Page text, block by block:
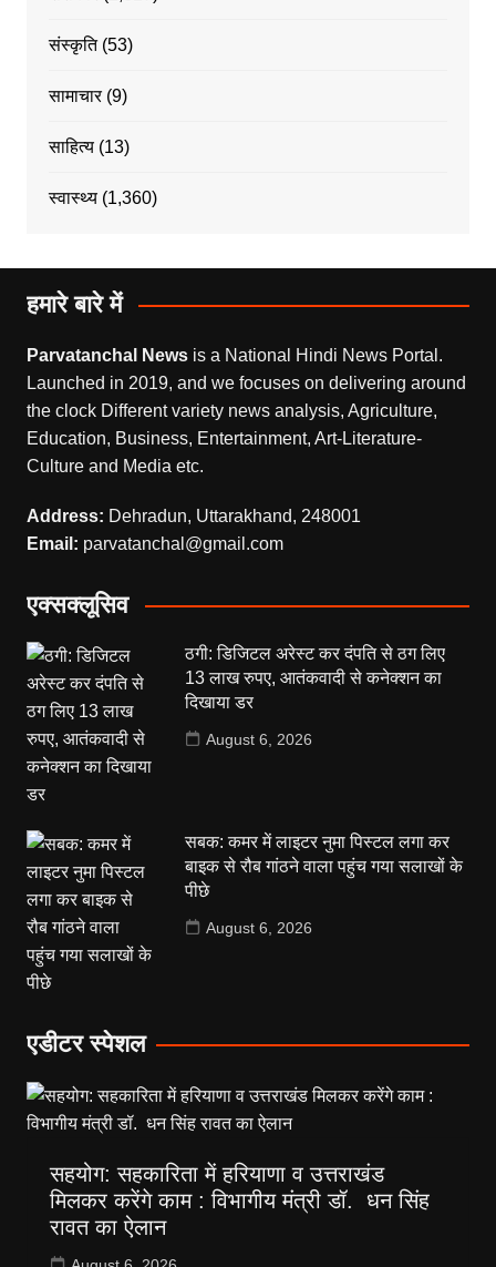
संस्कृति(53)
सामाचार(9)
साहित्य(13)
स्वास्थ्य(1,360)
हमारे बारे में
Parvatanchal Newsis a National Hindi News Portal.
Launched in 2019, and we focuses on delivering around
the clock Different variety news analysis, Agriculture,
Education, Business, Entertainment, Art-Literature-
Culture and Media etc.
Address: Dehradun, Uttarakhand, 248001
Email: parvatanchal@gmail.com
एक्सक्लूसिव
ठगी: डिजिटल अरेस्ट कर दंपति से ठग लिए
13 लाख रुपए, आतंकवादी से कनेक्शन का
दिखाया डर
August 6, 2026
सबक: कमर में लाइटर नुमा पिस्टल लगा कर
बाइक से रौब गांठने वाला पहुंच गया सलाखों के
पीछे
August 6, 2026
एडीटर स्पेशल
सहयोग: सहकारिता में हरियाणा व उत्तराखंड
मिलकर करेंगे काम : विभागीय मंत्री डॉ. धन सिंह
रावत का ऐलान